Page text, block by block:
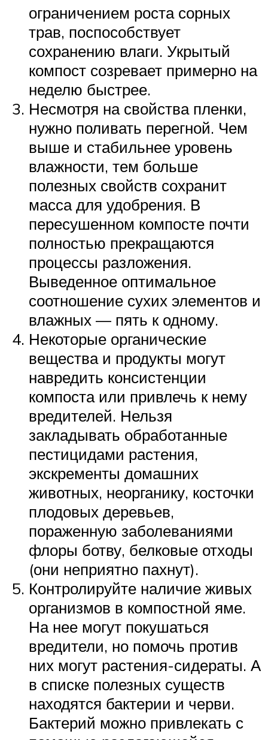
ограничением роста сорных
трав, поспособствует
сохранению влаги. Укрытый
компост созревает примерно на
неделю быстрее.
Несмотря на свойства пленки,
нужно поливать перегной. Чем
выше и стабильнее уровень
влажности, тем больше
полезных свойств сохранит
масса для удобрения. В
пересушенном компосте почти
полностью прекращаются
процессы разложения.
Выведенное оптимальное
соотношение сухих элементов и
влажных — пять к одному.
Некоторые органические
вещества и продукты могут
навредить консистенции
компоста или привлечь к нему
вредителей. Нельзя
закладывать обработанные
пестицидами растения,
экскременты домашних
животных, неорганику, косточки
плодовых деревьев,
пораженную заболеваниями
флоры ботву, белковые отходы
(они неприятно пахнут).
Контролируйте наличие живых
организмов в компостной яме.
На нее могут покушаться
вредители, но помочь против
них могут растения-сидераты. А
в списке полезных существ
находятся бактерии и черви.
Бактерий можно привлекать с